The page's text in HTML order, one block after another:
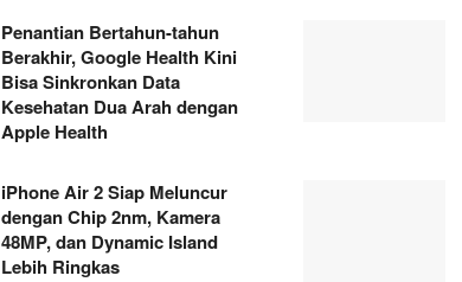
Penantian Bertahun-tahun
Berakhir, Google Health Kini
Bisa Sinkronkan Data
Kesehatan Dua Arah dengan
Apple Health
iPhone Air 2 Siap Meluncur
dengan Chip 2nm, Kamera
48MP, dan Dynamic Island
Lebih Ringkas